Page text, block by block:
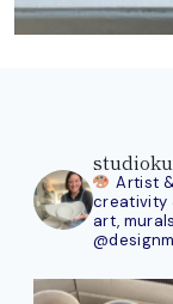
Artist
creativity
art,